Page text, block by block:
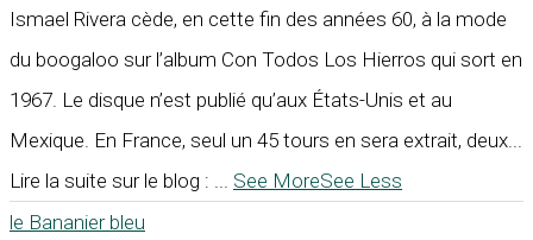
Ismael Rivera cède, en cette fin des années 60, à la mode
du boogaloo sur l’album Con Todos Los Hierros qui sort en
1967. Le disque n’est publié qu’aux États-Unis et au
Mexique. En France, seul un 45 tours en sera extrait, deux...
Lire la suite sur le blog :
See MoreSee Less
le Bananier bleu